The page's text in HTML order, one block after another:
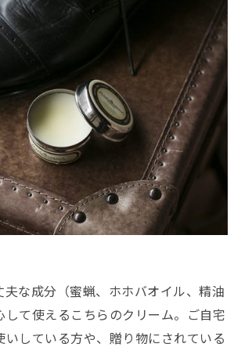
夫な成分（蜜蝋、ホホバオイル、精油
して使えるこちらのクリーム。ご自宅
いしている方や、贈り物にされている